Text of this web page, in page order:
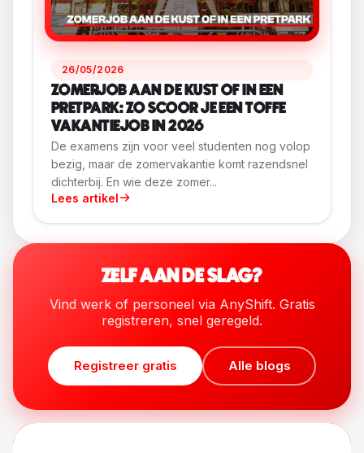
26/05/2026
ZOMERJOB AAN DE KUST OF IN EEN
PRETPARK: ZO SCOOR JE EEN TOFFE
VAKANTIEJOB IN 2026
De examens zijn voor veel studenten nog volop
bezig, maar de zomervakantie komt razendsnel
dichterbij. En wie deze zomer...
Lees artikel
ZELF AAN DE SLAG?
Vind werk of personeel via AnyShift. Gratis
registreren, snel geregeld.
Registreer gratis Alle blogs